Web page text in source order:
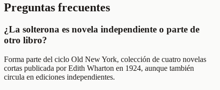
Preguntas frecuentes
¿La solterona es novela independiente o parte de
otro libro?
Forma parte del ciclo Old New York, colección de cuatro novelas
cortas publicada por Edith Wharton en 1924, aunque también
circula en ediciones independientes.